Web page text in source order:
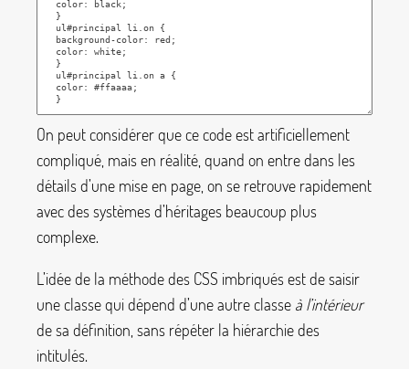
On peut considérer que ce code est artificiellement
compliqué, mais en réalité, quand on entre dans les
détails d’une mise en page, on se retrouve rapidement
avec des systèmes d’héritages beaucoup plus
complexe.
L’idée de la méthode des CSS imbriqués est de saisir
une classe qui dépend d’une autre classe à l’intérieur
de sa définition, sans répéter la hiérarchie des
intitulés.